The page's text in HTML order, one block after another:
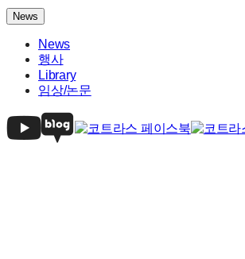
News
News
행사
Library
임상/논문